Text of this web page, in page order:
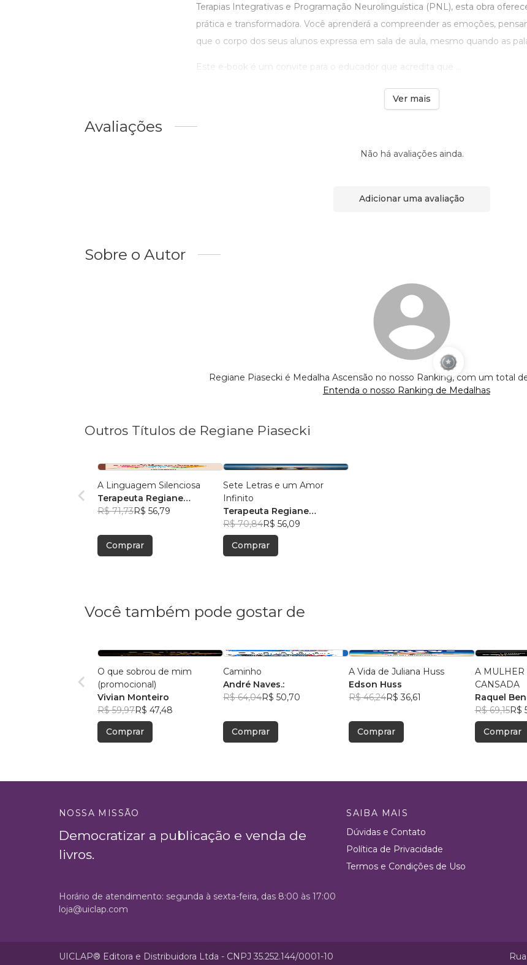
Terapias Integrativas e Programação Neurolinguística (PNL), esta obra
prática e transformadora. Você aprenderá a compreender as emoções,
que o corpo dos seus alunos expressa em sala de aula, mesmo quando as
Este e-book é um convite para o educador que acredita que ...
Ver mais
Avaliações
Não há avaliações ainda.
Adicionar uma avaliação
Sobre o Autor
Regiane Piasecki é Medalha Ascensão no nosso Ranking, com um total
Entenda o nosso Ranking de Medalhas
Outros Títulos de Regiane Piasecki
A Linguagem Silenciosa
Terapeuta Regiane
Piasecki
R$ 71,73R$ 56,79
Comprar
Sete Letras e um Amor
Infinito
Terapeuta Regiane
Piasecki
R$ 70,84R$ 56,09
Comprar
Você também pode gostar de
O que sobrou de mim
(promocional)
Vivian Monteiro
R$ 59,97R$ 47,48
Comprar
Caminho
André Naves.:
R$ 64,04R$ 50,70
Comprar
A Vida de Juliana Huss
Edson Huss
R$ 46,24R$ 36,61
Comprar
A MULHER
CANSADA
Raquel
R$ 69,15R$
Comprar
NOSSA MISSÃO
Democratizar a publicação e venda de
livros.
SAIBA MAIS
Dúvidas e Contato
Política de Privacidade
Termos e Condições de Uso
Horário de atendimento: segunda à sexta-feira, das 8:00 às 17:00
loja@uiclap.com
UICLAP® Editora e Distribuidora Ltda - CNPJ 35.252.144/0001-10